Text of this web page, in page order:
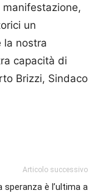
un
la nostra
capacità di
Brizzi, Sindaco
Articolo successivo
speranza è l’ultima a